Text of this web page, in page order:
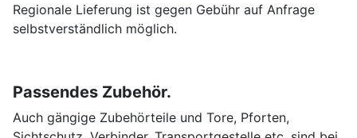
Regionale Lieferung ist gegen Gebühr auf Anfrage
selbstverständlich möglich.
Passendes Zubehör.
Auch gängige Zubehörteile und Tore, Pforten,